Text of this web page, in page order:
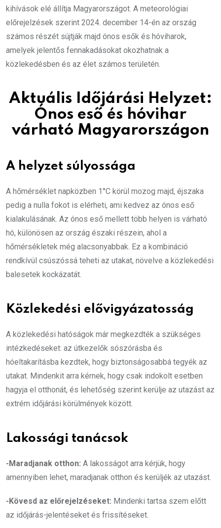
kihívások elé állítja Magyarországot. A meteorológiai
előrejelzések szerint 2024. december 14-én az ország
számos részét sújtják majd ónos esők és hóviharok,
amelyek jelentős fennakadásokat okozhatnak a
közlekedésben és az élet számos területén.
Aktuális Időjárási Helyzet:
Ónos eső és hóvihar
várható Magyarországon
A helyzet súlyossága
A hőmérséklet napközben 1°C körül mozog majd, éjszaka
pedig a nulla fokot is elérheti, ami kedvez az ónos eső
kialakulásának. Az ónos eső mellett több helyen is várható
hó, különösen az ország északi részein, ahol a
hőmérsékletek még alacsonyabbak. Ez a kombináció
rendkívül csúszóssá teheti az utakat, növelve a közlekedési
balesetek kockázatát​.
Közlekedési elővigyázatosság
A közlekedési hatóságok már megkezdték a szükséges
intézkedéseket: az útkezelők sószórásba és
hóeltakarításba kezdtek, hogy biztonságosabbá tegyék az
utakat. Mindenkit arra kérnek, hogy csak indokolt esetben
hagyja el otthonát, és lehetőség szerint kerülje az utazást az
extrém időjárási körülmények között.
Lakossági tanácsok
-Maradjanak otthon: A lakosságot arra kérjük, hogy
amennyiben lehet, maradjanak otthon és kerüljék az utazást.
-Kövesd az előrejelzéseket: Mindenki tartsa szem előtt
az időjárás-jelentéseket és frissítéseket.